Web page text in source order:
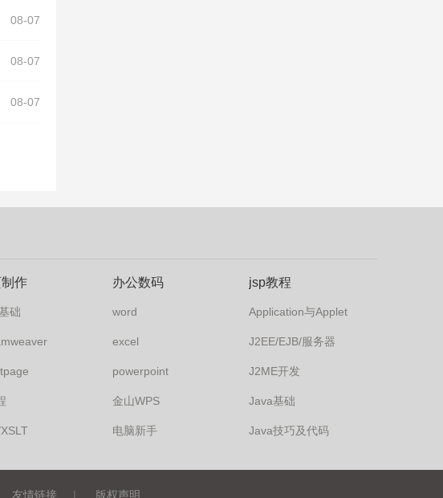
08-07
08-07
08-07
作
础
办公数码
word
excel
powerpoint
金山WPS
电脑新手
jsp教程
Application与Applet
J2EE/EJB/服务器
J2ME开发
Java基础
Java技巧及代码
友情链接 | 版权声明